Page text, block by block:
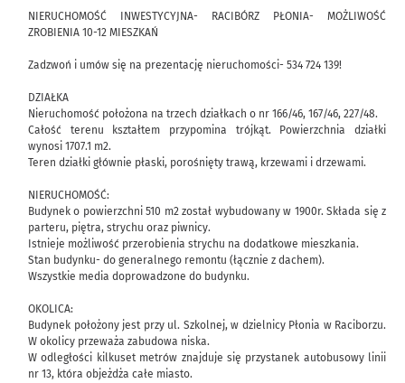
NIERUCHOMOŚĆ INWESTYCYJNA- RACIBÓRZ PŁONIA- MOŻLIWOŚĆ
ZROBIENIA 10-12 MIESZKAŃ
Zadzwoń i umów się na prezentację nieruchomości- 534 724 139!
DZIAŁKA
Nieruchomość położona na trzech działkach o nr 166/46, 167/46, 227/48.
Całość terenu kształtem przypomina trójkąt. Powierzchnia działki
wynosi 1707.1 m2.
Teren działki głównie płaski, porośnięty trawą, krzewami i drzewami.
NIERUCHOMOŚĆ:
Budynek o powierzchni 510 m2 został wybudowany w 1900r. Składa się z
parteru, piętra, strychu oraz piwnicy.
Istnieje możliwość przerobienia strychu na dodatkowe mieszkania.
Stan budynku- do generalnego remontu (łącznie z dachem).
Wszystkie media doprowadzone do budynku.
OKOLICA:
Budynek położony jest przy ul. Szkolnej, w dzielnicy Płonia w Raciborzu.
W okolicy przeważa zabudowa niska.
W odległości kilkuset metrów znajduje się przystanek autobusowy linii
nr 13, która objeżdża całe miasto.